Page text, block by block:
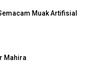
Muak Artifisial
Mahira